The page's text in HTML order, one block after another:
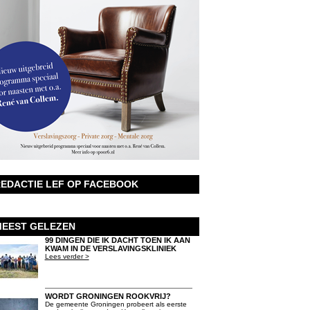
LEF OP FACEBOOK
GELEZEN
99 DINGEN DIE IK DACHT TOEN IK AAN
KWAM IN DE VERSLAVINGSKLINIEK
Lees verder >
WORDT GRONINGEN ROOKVRIJ?
De gemeente Groningen probeert als eerste